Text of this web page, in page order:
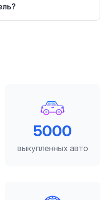
5000
выкупленных авто